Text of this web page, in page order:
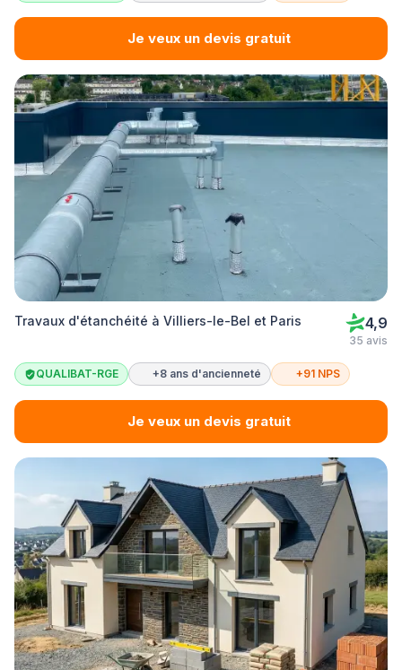
Je veux un devis gratuit
Travaux d'étanchéité à Villiers-le-Bel et Paris 4,9
35 avis
QUALIBAT-RGE +8 ans d'ancienneté +91 NPS
Je veux un devis gratuit